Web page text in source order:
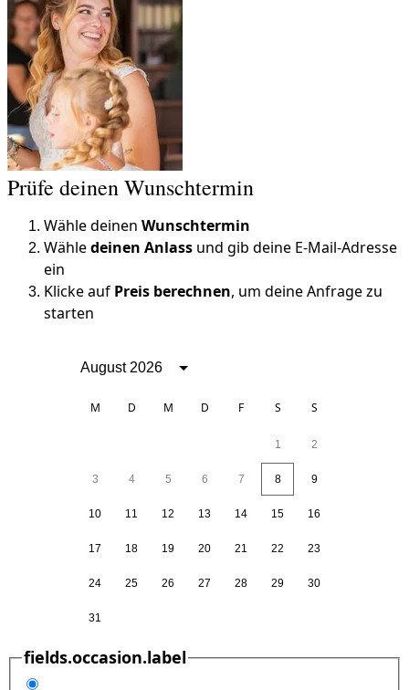
Prüfe deinen Wunschtermin
Wähle deinen Wunschtermin
Wähledeinen Anlass und gib deine E-Mail-Adresse
ein
Klicke auf Preis berechnen, um deine Anfrage zu
starten
August 2026
M D M D F S S
1 2
3 4 5 6 7 8 9
10 11 12 13 14 15 16
17 18 19 20 21 22 23
24 25 26 27 28 29 30
31
fields.occasion.label